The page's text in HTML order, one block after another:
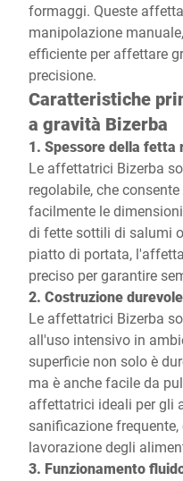
formaggi. Queste
manipolazione
efficiente per affettare
precisione.
Caratteristiche
a gravità Bizerba
1. Spessore della fetta
Le affettatrici Bizerba
regolabile, che
facilmente le
di fette sottili di salumi
piatto di portata,
preciso per garantire
2. Costruzione durevole
Le affettatrici Bizerba
all'uso intensivo in
superficie non solo è
ma è anche facile da
affettatrici ideali per gli
sanificazione
lavorazione degli
3. Funzionamento